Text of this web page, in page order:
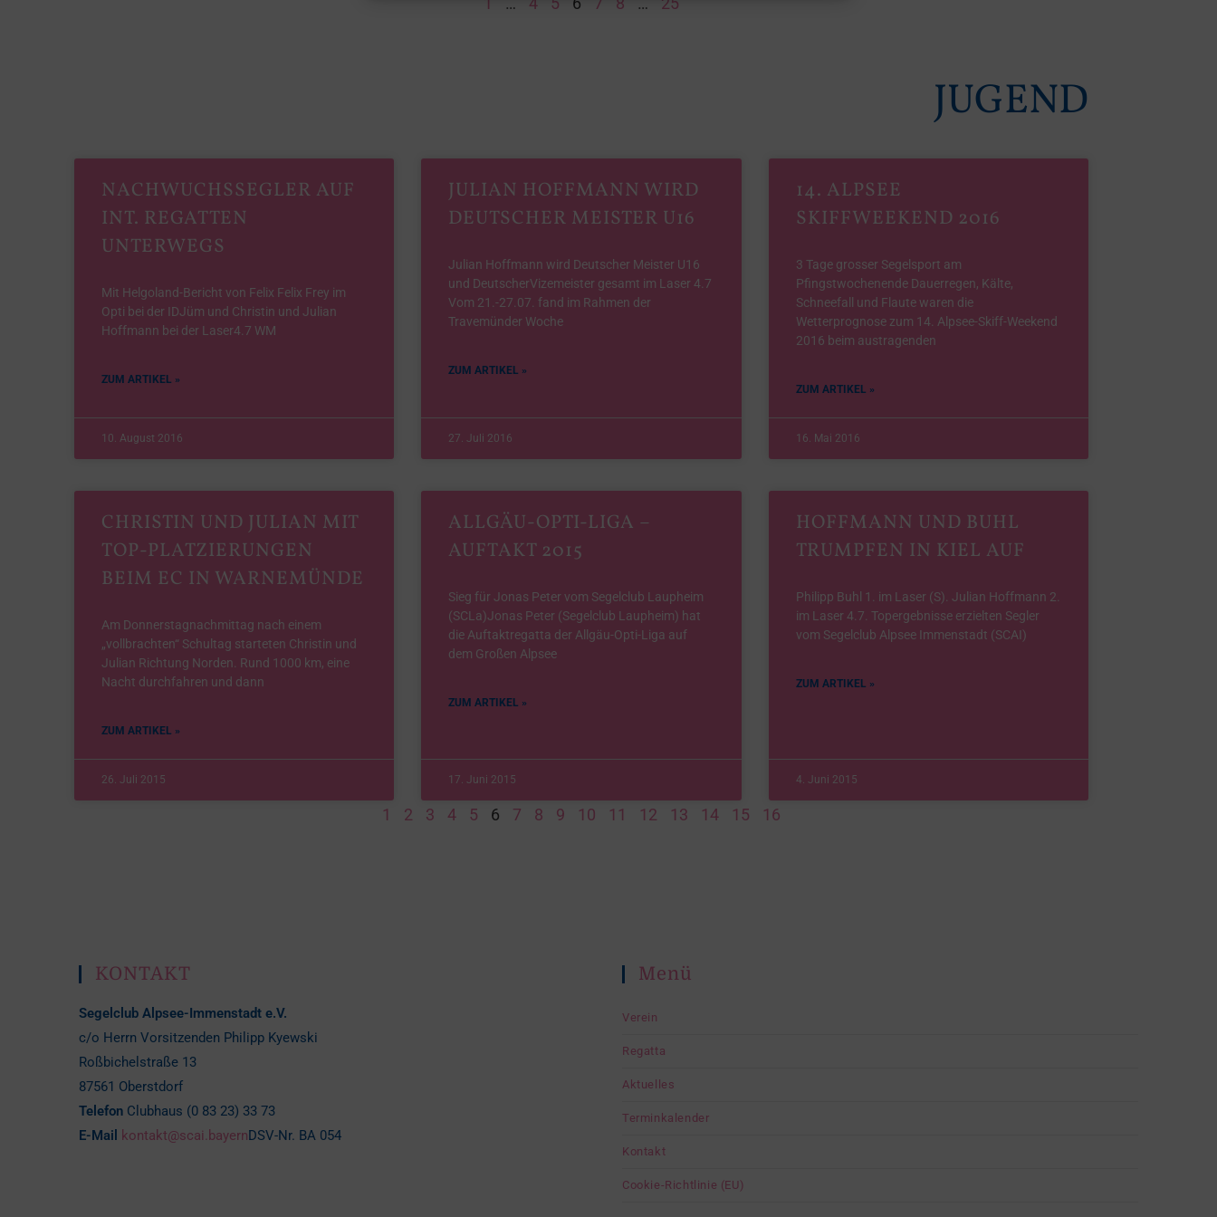
JUGEND
NACHWUCHSSEGLER AUF
INT. REGATTEN
UNTERWEGS
Mit Helgoland-Bericht von Felix Felix Frey im
Opti bei der IDJüm und Christin und Julian
Hoffmann bei der Laser4.7 WM
ZUM ARTIKEL »
10. August 2016
JULIAN HOFFMANN WIRD
DEUTSCHER MEISTER U16
Julian Hoffmann wird Deutscher Meister U16
und DeutscherVizemeister gesamt im Laser 4.7
Vom 21.-27.07. fand im Rahmen der
Travemünder Woche
ZUM ARTIKEL »
27. Juli 2016
14. ALPSEE
SKIFFWEEKEND 2016
3 Tage grosser Segelsport am
Pfingstwochenende Dauerregen, Kälte,
Schneefall und Flaute waren die
Wetterprognose zum 14. Alpsee-Skiff-Weekend
2016 beim austragenden
ZUM ARTIKEL »
16. Mai 2016
CHRISTIN UND JULIAN MIT
TOP-PLATZIERUNGEN
BEIM EC IN WARNEMÜNDE
Am Donnerstagnachmittag nach einem
„vollbrachten“ Schultag starteten Christin und
Julian Richtung Norden. Rund 1000 km, eine
Nacht durchfahren und dann
ZUM ARTIKEL »
26. Juli 2015
ALLGÄU-OPTI-LIGA –
AUFTAKT 2015
Sieg für Jonas Peter vom Segelclub Laupheim
(SCLa)Jonas Peter (Segelclub Laupheim) hat
die Auftaktregatta der Allgäu-Opti-Liga auf
dem Großen Alpsee
ZUM ARTIKEL »
17. Juni 2015
HOFFMANN UND BUHL
TRUMPFEN IN KIEL AUF
Philipp Buhl 1. im Laser (S). Julian Hoffmann 2.
im Laser 4.7. Topergebnisse erzielten Segler
vom Segelclub Alpsee Immenstadt (SCAI)
ZUM ARTIKEL »
4. Juni 2015
1 2 3 4 5 6 7 8 9 10 11 12 13 14 15 16
KONTAKT
Segelclub Alpsee-Immenstadt e.V.
c/o Herrn Vorsitzenden Philipp Kyewski
Roßbichelstraße 13
87561 Oberstdorf
Telefon Clubhaus (0 83 23) 33 73
E-Mail
kontakt@scai.bayernDSV-Nr. BA 054
Menü
Verein
Regatta
Aktuelles
Terminkalender
Kontakt
Cookie-Richtlinie (EU)